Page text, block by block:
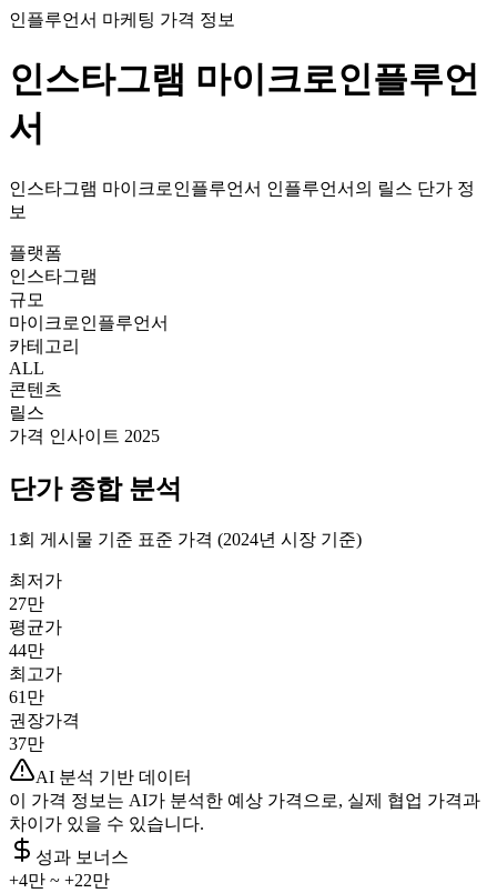
인플루언서 마케팅 가격 정보
인스타그램 마이크로인플루언
서
인스타그램 마이크로인플루언서 인플루언서의 릴스 단가 정
보
플랫폼
인스타그램
규모
마이크로인플루언서
카테고리
ALL
콘텐츠
릴스
가격 인사이트 2025
단가종합 분석
1회 게시물 기준 표준 가격 (2024년 시장 기준)
최저가
27만
평균가
44만
최고가
61만
권장가격
37만
AI 분석 기반 데이터
이 가격 정보는 AI가 분석한 예상 가격으로, 실제 협업 가격과
차이가 있을 수 있습니다.
성과 보너스
+4만 ~ +22만